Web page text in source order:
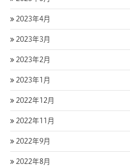
2023年4月
2023年3月
2023年2月
2023年1月
2022年12月
2022年11月
2022年9月
2022年8月